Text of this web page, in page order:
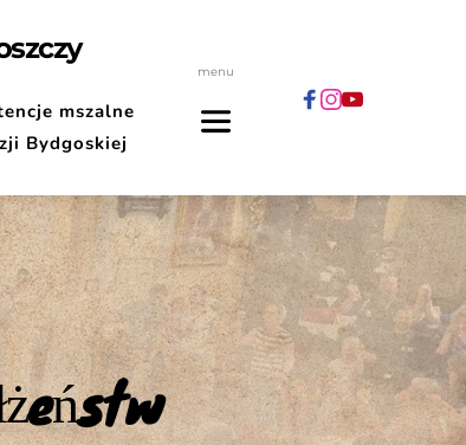
mszalne
Bydgoskiej
menu